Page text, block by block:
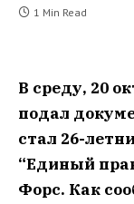
1 Min Read
В среду, 20
подал
стал 26-
“Единый
Форс. Как